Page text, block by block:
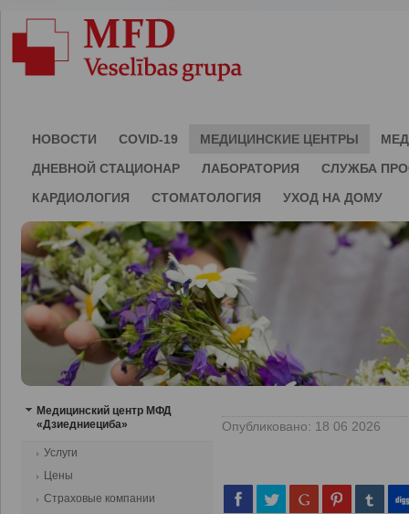
НОВОСТИ COVID-19 МЕДИЦИНСКИЕ ЦЕНТРЫ
ДНЕВНОЙ СТАЦИОНАР
ЛАБОРАТОРИЯ
СЛУЖБА
КАРДИОЛОГИЯ
СТОМАТОЛОГИЯ УХОД НА ДОМУ
Медицинский центр МФД
«Дзиедниециба»
Услуги
Цены
Страховые компании
Опубликовано: 18 06 2026